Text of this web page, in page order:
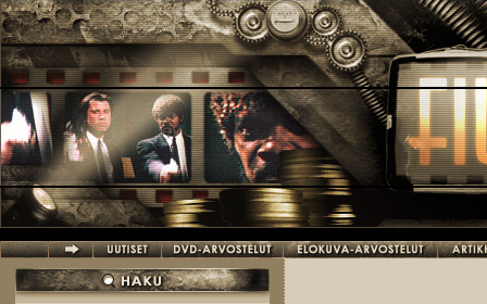
Hyppää pääsisältöön